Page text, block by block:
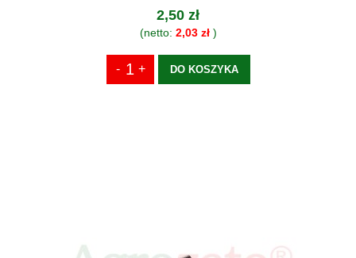
2,50 zł
(netto: 2,03 zł)
DO KOSZYKA